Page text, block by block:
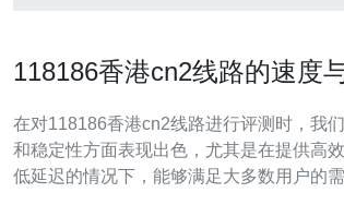
118186香港cn2线路的速度
在对118186香港cn2线路进行评测时，我
和稳定性方面表现出色，尤其是在提供高
低延迟的情况下，能够满足大多数用户的